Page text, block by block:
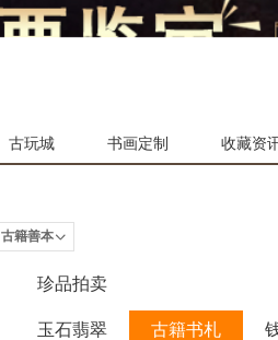
古玩城 书画定制 收藏资
古籍善本
珍品拍卖
玉石翡翠 古籍书札